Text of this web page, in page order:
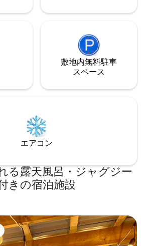
敷地内無料駐⁠車
ス⁠ペ⁠ー⁠ス
エアコン
る露天風呂・ジャグジー
きの宿泊施設
イスです。